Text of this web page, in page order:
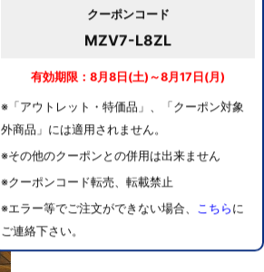
クーポンコード
MZV7-L8ZL
有効期限：8月8日(土)～8月17日(月)
※「アウトレット・特価品」、「クーポン対象
外商品」には適用されません。
※その他のクーポンとの併用は出来ません
※クーポンコード転売、転載禁止
※エラー等でご注文ができない場合、 こちら に
ご連絡下さい。